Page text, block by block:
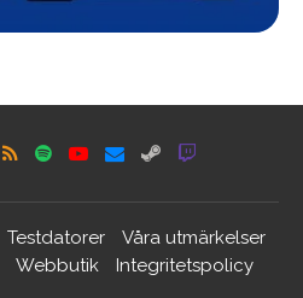
Testdatorer
Våra utmärkelser
Webbutik Integritetspolicy